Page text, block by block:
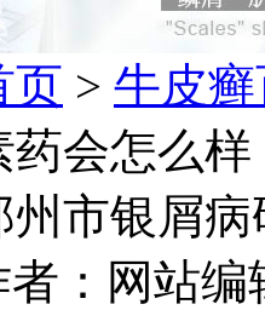
页 > 牛皮
会怎么样
州市银屑
：网站编